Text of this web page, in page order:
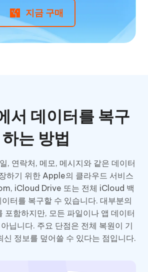
지금 구매
서 데이터를 복구
하는 방법
, 연락처, 메모, 메시지와 같은 데이터
하기 위한 Apple의 클라우드 서비스
iCloud Drive 또는 전체 iCloud 백
터를 복구할 수 있습니다. 대부분의
포함하지만, 모든 파일이나 앱 데이터
닙니다. 주요 단점은 전체 복원이 기
신 정보를 덮어쓸 수 있다는 점입니다.